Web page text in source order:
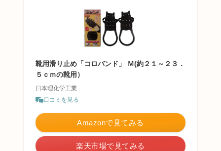
靴用滑り止め「コロバンド」 Ｍ(約２１～２３．
５ｃｍの靴用）
日本理化学工業
口コミを見る
Amazonで見てみる
楽天市場で見てみる